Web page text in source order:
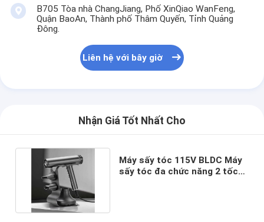
B705 Tòa nhà ChangJiang, Phố XinQiao WanFeng,
Quận BaoAn, Thành phố Thâm Quyến, Tỉnh Quảng
Đông.
Liên hệ với bây giờ
Nhận Giá Tốt Nhất Cho
Máy sấy tóc 115V BLDC Máy
sấy tóc đa chức năng 2 tốc